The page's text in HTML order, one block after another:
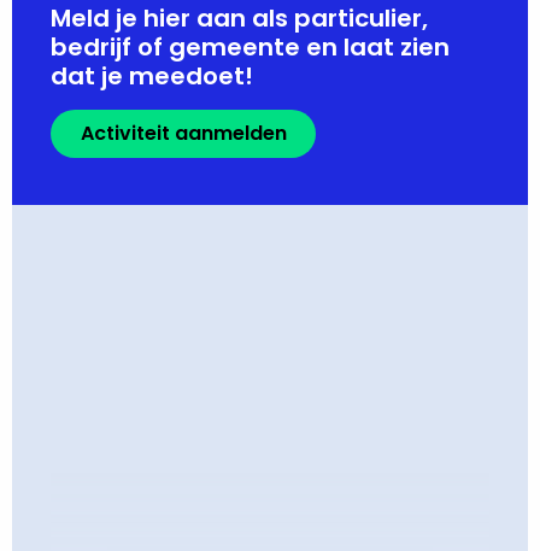
Meld je hier aan als particulier,
bedrijf of gemeente en laat zien
dat je meedoet!
Activiteit aanmelden